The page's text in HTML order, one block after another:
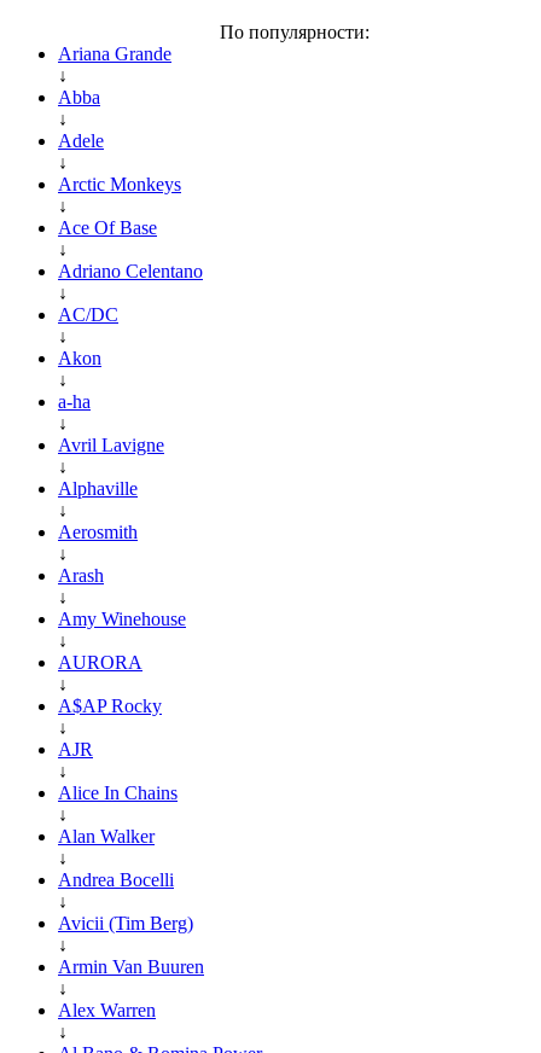
По популярности:
Ariana Grande
↓
Abba
↓
Adele
↓
Arctic Monkeys
↓
Ace Of Base
↓
Adriano Celentano
↓
AC/DC
↓
Akon
↓
a-ha
↓
Avril Lavigne
↓
Alphaville
↓
Aerosmith
↓
Arash
↓
Amy Winehouse
↓
AURORA
↓
A$AP Rocky
↓
AJR
↓
Alice In Chains
↓
Alan Walker
↓
Andrea Bocelli
↓
Avicii (Tim Berg)
↓
Armin Van Buuren
↓
Alex Warren
↓